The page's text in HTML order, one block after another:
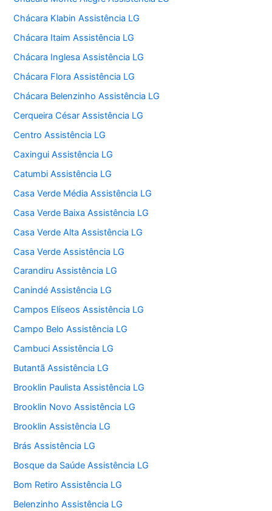
Chácara Klabin Assistência LG
Chácara Itaim Assistência LG
Chácara Inglesa Assistência LG
Chácara Flora Assistência LG
Chácara Belenzinho Assistência LG
Cerqueira César Assistência LG
Centro Assistência LG
Caxingui Assistência LG
Catumbi Assistência LG
Casa Verde Média Assistência LG
Casa Verde Baixa Assistência LG
Casa Verde Alta Assistência LG
Casa Verde Assistência LG
Carandiru Assistência LG
Canindé Assistência LG
Campos Elíseos Assistência LG
Campo Belo Assistência LG
Cambuci Assistência LG
Butantã Assistência LG
Brooklin Paulista Assistência LG
Brooklin Novo Assistência LG
Brooklin Assistência LG
Brás Assistência LG
Bosque da Saúde Assistência LG
Bom Retiro Assistência LG
Belenzinho Assistência LG